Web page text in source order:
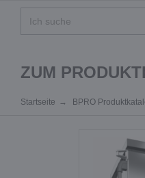
ZUM
Startseite BPRO